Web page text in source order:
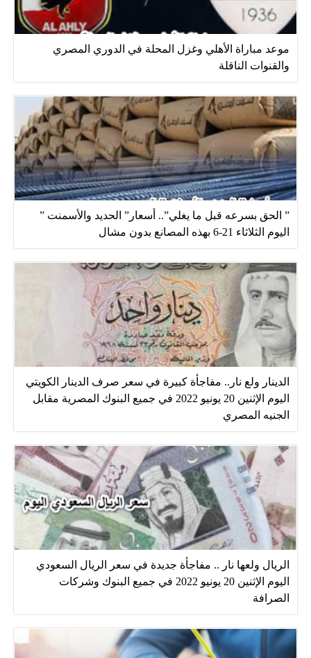
موعد مباراة الأهلي وغزل المحلة في الدوري المصري
والقنوات الناقلة
” الحق بسرعه قبل ما يغلي”.. أسعار” الحديد والأسمنت ”
اليوم الثلاثاء 21-6 بهذه المصانع بدون مشال
الدينار ولع نار.. مفاجأة كبيرة في سعر صرف الدينار الكويتي
اليوم الإثنين 20 يونيو 2022 في جميع البنوك المصرية مقابل
الجنيه المصري
الريال ولعها نار .. مفاجأة جديدة في سعر الريال السعودي
اليوم الإثنين 20 يونيو 2022 في جميع البنوك وشركات
الصرافة